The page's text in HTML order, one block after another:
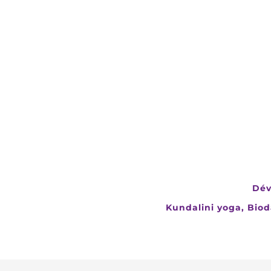
Kundalini yoga,